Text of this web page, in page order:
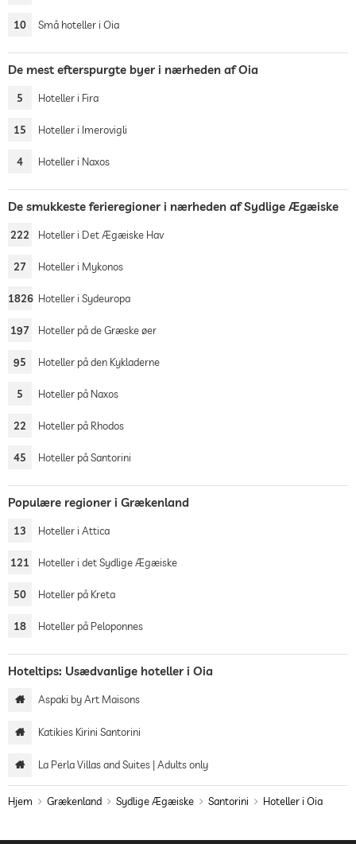
10 Små hoteller i Oia
De mest efterspurgte byer i nærheden af Oia
5 Hoteller i Fira
15 Hoteller i Imerovigli
4 Hoteller i Naxos
De smukkeste ferieregioner i nærheden af Sydlige Ægæiske
222 Hoteller i Det Ægæiske Hav
27 Hoteller i Mykonos
1826 Hoteller i Sydeuropa
197 Hoteller på de Græske øer
95 Hoteller på den Kykladerne
5 Hoteller på Naxos
22 Hoteller på Rhodos
45 Hoteller på Santorini
Populære regioner i Grækenland
13 Hoteller i Attica
121 Hoteller i det Sydlige Ægæiske
50 Hoteller på Kreta
18 Hoteller på Peloponnes
Hoteltips: Usædvanlige hoteller i Oia
Aspaki by Art Maisons
Katikies Kirini Santorini
La Perla Villas and Suites | Adults only
Hjem Grækenland Sydlige Ægæiske Santorini Hoteller i Oia